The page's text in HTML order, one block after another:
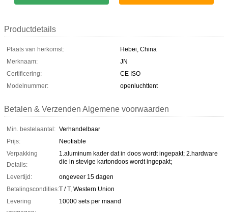
Productdetails
Plaats van herkomst:
Hebei, China
Merknaam:
JN
Certificering:
CE ISO
Modelnummer:
openluchttent
Betalen & Verzenden Algemene voorwaarden
Min. bestelaantal: Verhandelbaar
Prijs:
Neotiable
Verpakking
Details:
1.aluminum kader dat in doos wordt ingepakt; 2.hardware
die in stevige kartondoos wordt ingepakt;
Levertijd:
ongeveer 15 dagen
Betalingscondities:T / T, Western Union
Levering
10000 sets per maand